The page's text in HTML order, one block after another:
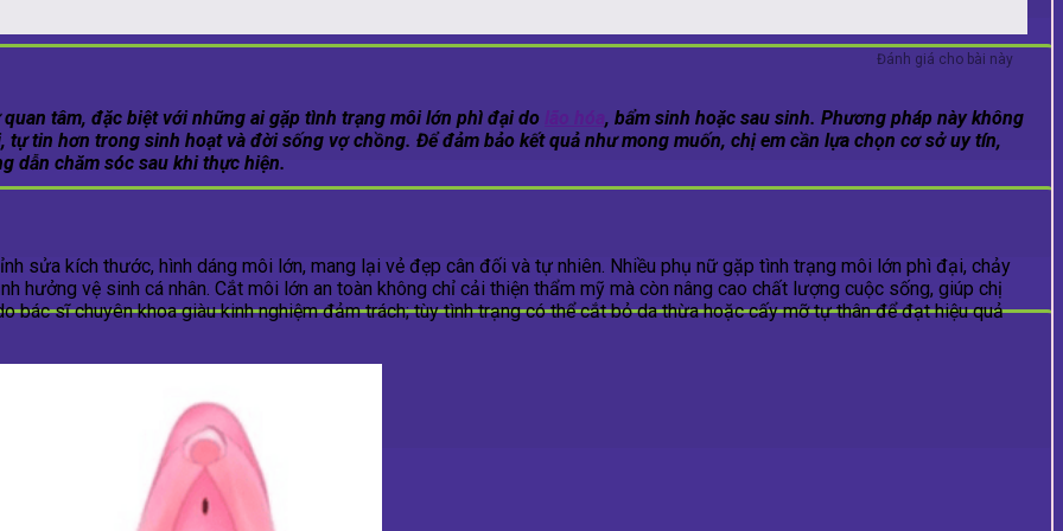
Đánh giá cho bài này
tâm, đặc biệt với những ai gặp tình trạng môi lớn phì đại do
, bẩm sinh hoặc sau sinh. Phương pháp này không
tin hơn trong sinh hoạt và đời sống vợ chồng. Để đảm bảo kết quả như mong muốn, chị em cần lựa chọn cơ sở uy tín,
dẫn chăm sóc sau khi thực hiện.
sửa kích thước, hình dáng môi lớn, mang lại vẻ đẹp cân đối và tự nhiên. Nhiều phụ nữ gặp tình trạng môi lớn phì đại, chảy
hưởng vệ sinh cá nhân. Cắt môi lớn an toàn không chỉ cải thiện thẩm mỹ mà còn nâng cao chất lượng cuộc sống, giúp chị
bác sĩ chuyên khoa giàu kinh nghiệm đảm trách; tùy tình trạng có thể cắt bỏ da thừa hoặc cấy mỡ tự thân để đạt hiệu quả